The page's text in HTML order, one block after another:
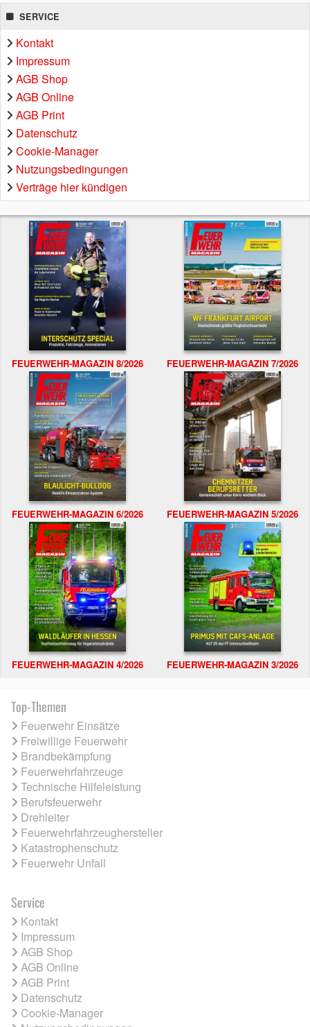
SERVICE
Kontakt
Impressum
AGB Shop
AGB Online
AGB Print
Datenschutz
Cookie-Manager
Nutzungsbedingungen
Verträge hier kündigen
FEUERWEHR-MAGAZIN 8/2026 FEUERWEHR-MAGAZIN 7/2026
FEUERWEHR-MAGAZIN 6/2026 FEUERWEHR-MAGAZIN 5/2026
FEUERWEHR-MAGAZIN 4/2026 FEUERWEHR-MAGAZIN 3/2026
Top-Themen
Feuerwehr Einsätze
Freiwillige Feuerwehr
Brandbekämpfung
Feuerwehrfahrzeuge
Technische Hilfeleistung
Berufsfeuerwehr
Drehleiter
Feuerwehrfahrzeughersteller
Katastrophenschutz
Feuerwehr Unfall
Service
Kontakt
Impressum
AGB Shop
AGB Online
AGB Print
Datenschutz
Cookie-Manager